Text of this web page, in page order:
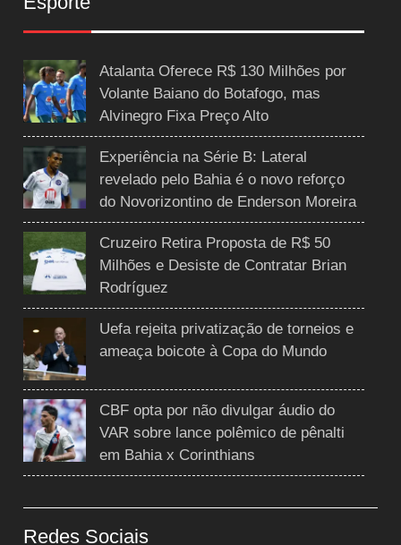
Atalanta Oferece R$ 130 Milhões por
Volante Baiano do Botafogo, mas
Alvinegro Fixa Preço Alto
Experiência na Série B: Lateral
revelado pelo Bahia é o novo reforço
do Novorizontino de Enderson Moreira
Cruzeiro Retira Proposta de R$ 50
Milhões e Desiste de Contratar Brian
Rodríguez
Uefa rejeita privatização de torneios e
ameaça boicote à Copa do Mundo
CBF opta por não divulgar áudio do
VAR sobre lance polêmico de pênalti
em Bahia x Corinthians
Redes Sociais